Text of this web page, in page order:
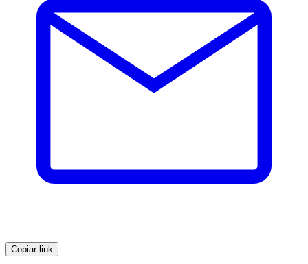
Copiar link